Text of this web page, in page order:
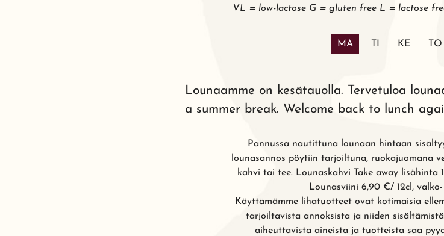
VL = low-lactose G = gluten free L = lactose
MA TI KE TO
Lounaamme on kesätauolla. Tervetuloa
a summer break. Welcome back to lunch
Pannussa nautittuna lounaan hintaan
lounasannos pöytiin tarjoiltuna, ruokajuomana
kahvi tai tee. Lounaskahvi Take away lisähinta
Lounasviini 6,90 €/ 12cl,
Käyttämämme lihatuotteet ovat kotimaisia
tarjoiltavista annoksista ja niiden
aiheuttavista aineista ja tuotteista saa